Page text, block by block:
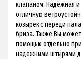
клапаном. Надёжная
отличную
козырек с переди
бриза. Также Вы
помощью отдельно
надёжными штырями